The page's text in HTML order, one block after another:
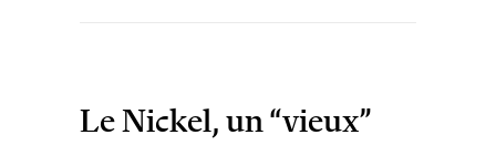
Le Nickel, un “vieux”